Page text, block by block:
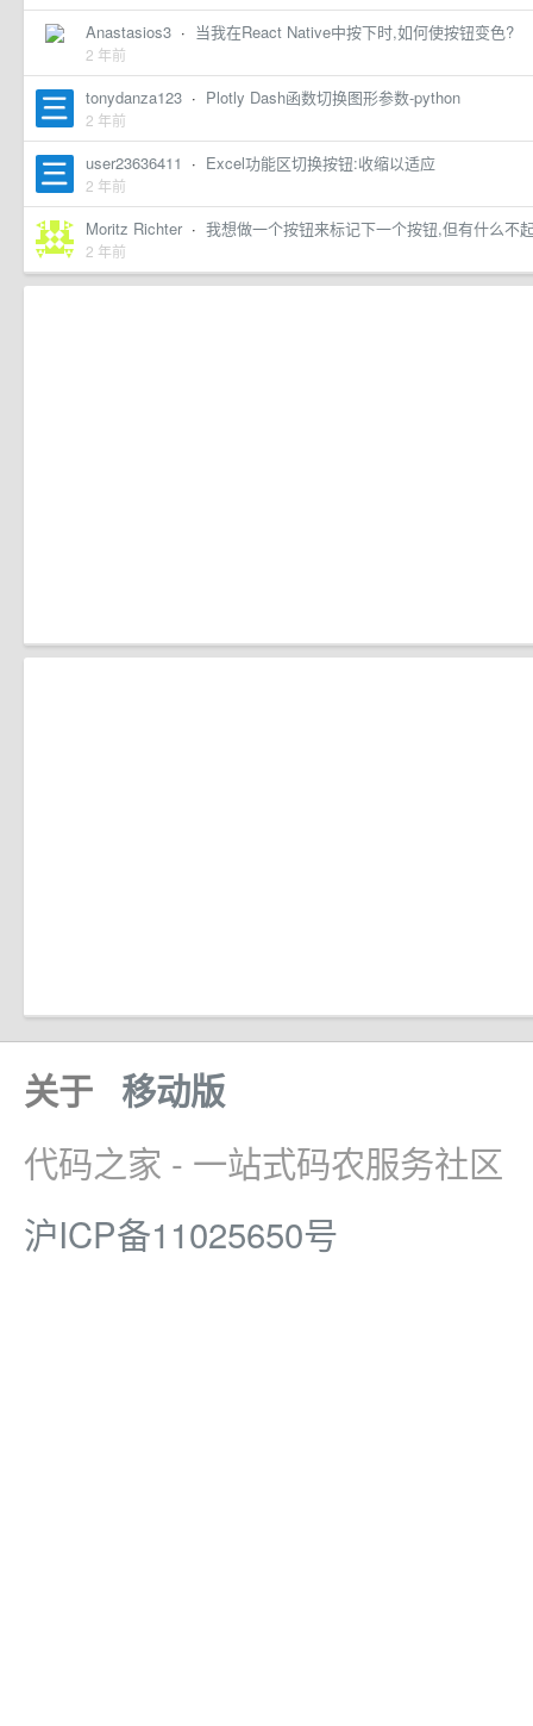
Anastasios3 · 当我在React Native中按下时,如何使按钮变色?
2 年前
tonydanza123 · Plotly Dash函数切换图形参数-python
2 年前
user23636411 · Excel功能区切换按钮:收缩以适应
2 年前
Moritz Richter · 我想做一个按钮来标记下一个按钮,但有什么不
2 年前
关于 移动版
代码之家 - 一站式码农服务社区
沪ICP备11025650号